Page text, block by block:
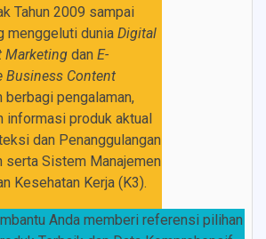
Tahun 2009 sampai
menggeluti dunia Digital
Marketing dan E-
Business Content
berbagi pengalaman,
informasi produk aktual
dan Penanggulangan
serta Sistem Manajemen
Kesehatan Kerja (K3).
Anda memberi referensi pilihan